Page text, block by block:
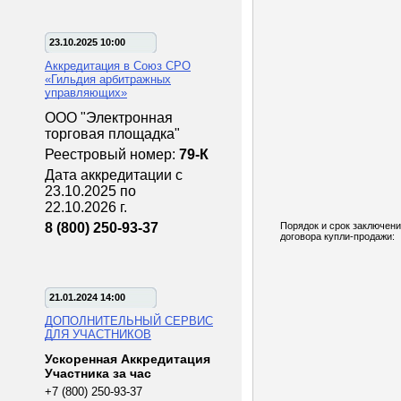
23.10.2025 10:00
Аккредитация в Союз СРО
«Гильдия арбитражных
управляющих»
ООО "Электронная
торговая площадка"
Реестровый номер: 79-К
Дата аккредитации с
23.10.2025 по
22.10.2026 г.
8 (800) 250-93-37
21.01.2024 14:00
ДОПОЛНИТЕЛЬНЫЙ СЕРВИС
ДЛЯ УЧАСТНИКОВ
Ускоренная Аккредитация
Участника за час
+7 (800) 250-93-37
Порядок и срок
договора купли-продажи: